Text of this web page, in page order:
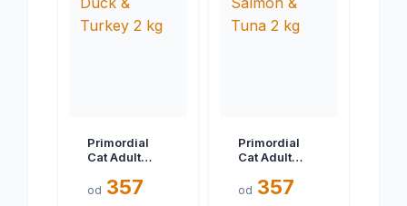
Primordial
Cat Adult
Turkey 2 kg
od 357
Primordial
Cat Adult
Tuna 2 kg
od 357